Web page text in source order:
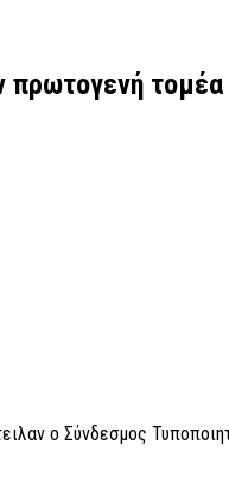
τομέα
ο Σύνδεσμος